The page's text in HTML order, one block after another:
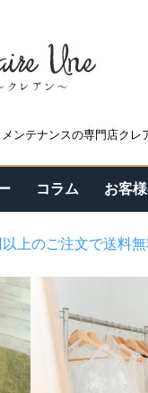
ンテナンスの専門店クレ
コラム お客
上のご注文で送料無